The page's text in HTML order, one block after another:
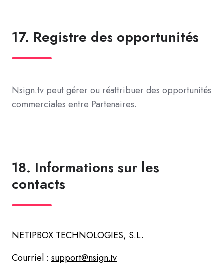
17. Registre des opportunités
Nsign.tv peut gérer ou réattribuer des opportunités
commerciales entre Partenaires.
18. Informations sur les
contacts
NETIPBOX TECHNOLOGIES, S.L.
Courriel : support@nsign.tv